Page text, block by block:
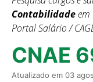
Contabilidadeem
Portal Salário /
CNAE
Atualizado em 03